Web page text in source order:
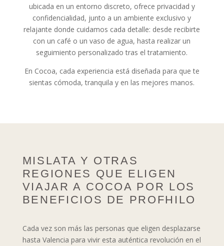
ubicada en un entorno discreto, ofrece privacidad y
confidencialidad, junto a un ambiente exclusivo y
relajante donde cuidamos cada detalle: desde recibirte
con un café o un vaso de agua, hasta realizar un
seguimiento personalizado tras el tratamiento.
En Cocoa, cada experiencia está diseñada para que te
sientas cómoda, tranquila y en las mejores manos.
MISLATA Y OTRAS
REGIONES QUE ELIGEN
VIAJAR A COCOA POR LOS
BENEFICIOS DE PROFHILO
Cada vez son más las personas que eligen desplazarse
hasta Valencia para vivir esta auténtica revolución en el